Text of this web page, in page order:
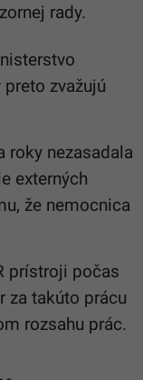
rady.
zvažujú
roky nezasadala
externých
že nemocnica
prístroji počas
za takúto prácu
rozsahu prác.